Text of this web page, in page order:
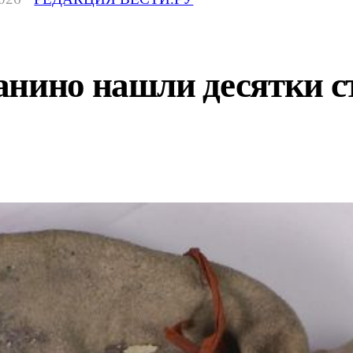
нашли десятки